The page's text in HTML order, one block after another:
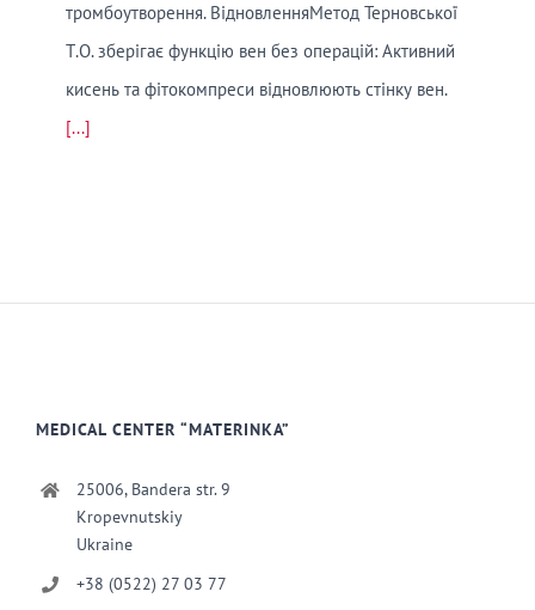
тромбоутворення. ВідновленняМетод Терновської
Т.О. зберігає функцію вен без операцій: Активний
кисень та фітокомпреси відновлюють стінку вен.
[...]
MEDICAL CENTER “MATERINKA”
25006, Bandera str. 9
Kropevnutskiy
Ukraine
+38 (0522) 27 03 77